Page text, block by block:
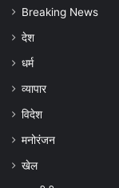
Breaking News
देश
धर्म
व्यापार
विदेश
मनोरंजन
खेल